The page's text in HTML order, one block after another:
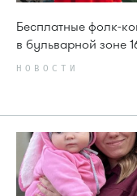
Бесплатные фолк-
в бульварной зоне
НОВОСТИ